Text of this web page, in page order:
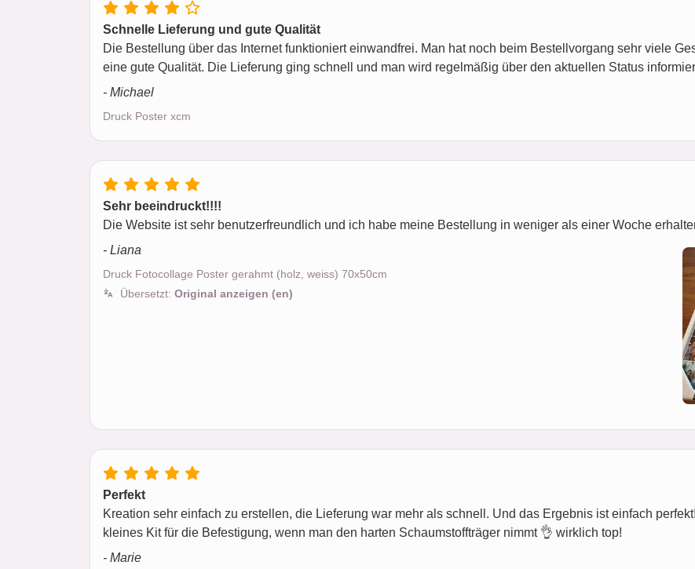
Schnelle Lieferung und gute Qualität
Die Bestellung über das Internet funktioniert einwandfrei. Man hat noch beim Bestellvorgang sehr viele
eine gute Qualität. Die Lieferung ging schnell und man wird regelmäßig über den aktuellen Status
- Michael
Druck Poster xcm
Sehr beeindruckt!!!!
Die Website ist sehr benutzerfreundlich und ich habe meine Bestellung in weniger als einer Woche
- Liana
Druck Fotocollage Poster gerahmt (holz, weiss) 70x50cm
Übersetzt: Original anzeigen (en)
Perfekt
Kreation sehr einfach zu erstellen, die Lieferung war mehr als schnell. Und das Ergebnis ist einfach
kleines Kit für die Befestigung, wenn man den harten Schaumstoffträger nimmt 👌 wirklich top!
- Marie